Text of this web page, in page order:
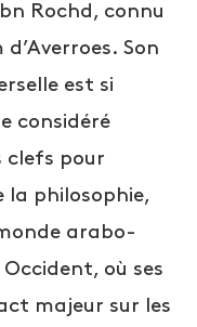
Rochd, connu
Son
est si
considéré
clefs pour
la philosophie,
arabo-
où ses
majeur sur les